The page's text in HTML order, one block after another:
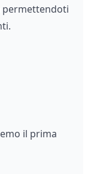
permettendoti
il prima